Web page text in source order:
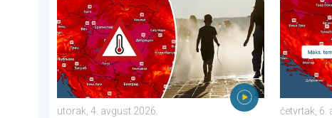
utorak, 4. avgust 2026. četvrtak, 6.